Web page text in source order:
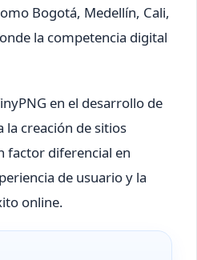
Bogotá, Medellín, Cali,
la competencia digital
en el desarrollo de
la creación de sitios
factor diferencial en
de usuario y la
online.